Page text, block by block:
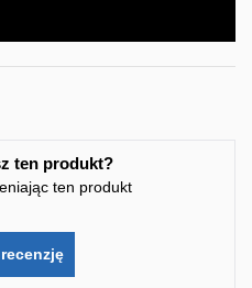
ten produkt?
ten produkt